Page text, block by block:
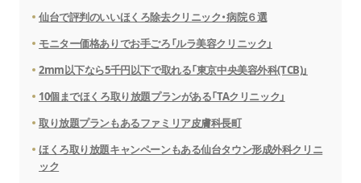
仙台で評判のいいほくろ除去クリニック・病院６選
モニター価格ありでお手ごろ「ルラ美容クリニック」
2mm以下なら5千円以下で取れる「東京中央美容外科(TCB)」
10個までほくろ取り放題プランがある「TAクリニック」
取り放題プランもあるファミリア皮膚科長町
ほくろ取り放題キャンペーンもある仙台タウン形成外科クリニ
ック